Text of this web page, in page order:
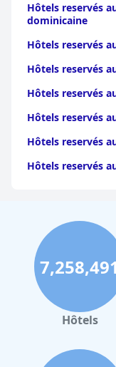
Hôtels reservés
dominicaine
Hôtels reservés
Hôtels reservés
Hôtels reservés
Hôtels reservés
Hôtels reservés
Hôtels reservés
7,258,491
Hôtels